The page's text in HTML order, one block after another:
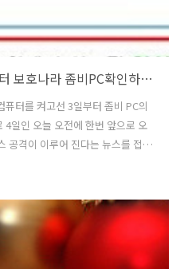
긴급 좀비PC점검, 개인 컴퓨터 보호나라 좀비PC확인하고 치료하세요
터를 켜고선 3일부터 좀비 PC의
4일인 오늘 오전에 한번 앞으로 오
공격이 이루어 진다는 뉴스를 접하
자로 인하여 접속이 잘 되지 않
의 PC점검을 통해 보호나라에
PC가 좀비PC인지 바로 확인을